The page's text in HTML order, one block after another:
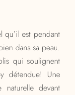
qu’il est pendant
dans sa peau.
qui soulignent
détendue! Une
devant